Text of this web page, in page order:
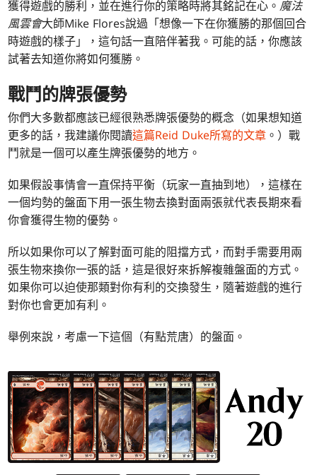
獲得遊戲的勝利，並在進行你的策略時將其銘記在心。 魔法
風雲會大師Mike Flores說過「想像一下在你獲勝的那個回合
時遊戲的樣子」，這句話一直陪伴著我。可能的話，你應該
試著去知道你將如何獲勝。
戰鬥的牌張優勢
你們大多數都應該已經很熟悉牌張優勢的概念（如果想知道
更多的話，我建議你閱讀這篇Reid Duke所寫的文章 。）戰
鬥就是一個可以產生牌張優勢的地方。
如果假設事情會一直保持平衡（玩家一直抽到地），這樣在
一個均勢的盤面下用一張生物去換對面兩張就代表長期來看
你會獲得生物的優勢。
所以如果你可以了解對面可能的阻擋方式，而對手需要用兩
張生物來換你一張的話，這是很好來拆解複雜盤面的方式。
如果你可以迫使那類對你有利的交換發生，隨著遊戲的進行
對你也會更加有利。
舉例來說，考慮一下這個（有點荒唐）的盤面。